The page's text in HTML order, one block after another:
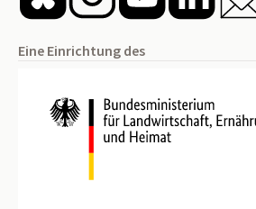
Eine Einrichtung des